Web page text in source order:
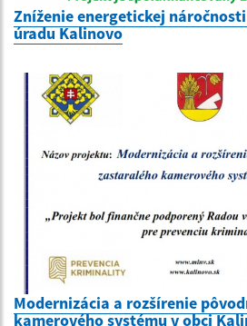
Zníženie energetickej
úradu Kalinovo
Modernizácia a rozšírenie
kamerového systému v obci